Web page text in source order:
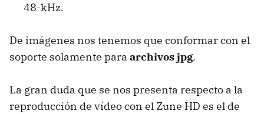
48-kHz.
De imágenes nos tenemos que conformar con el
soporte solamente para archivos jpg.
La gran duda que se nos presenta respecto a la
reproducción de vídeo con el Zune HD es el de